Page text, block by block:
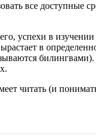
все
успехи в
в
читать (и